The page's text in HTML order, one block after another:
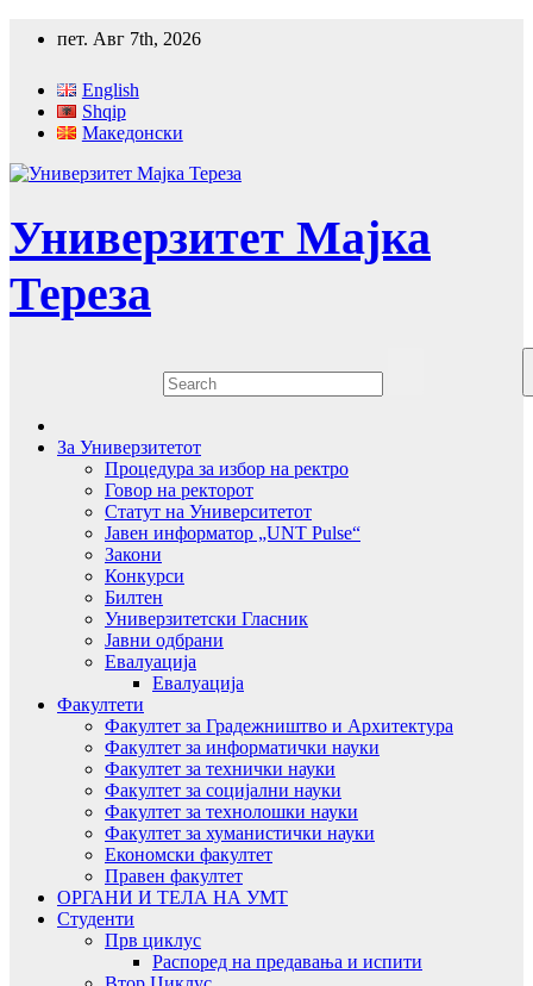
пет. Авг 7th, 2026
English
Shqip
Македонски
Универзитет Мајка
Тереза
За Универзитетот
Процедура за избор на ректро
Говор на ректорот
Статут на Университетот
Јавен информатор „UNT Pulse“
Закони
Конкурси
Билтен
Универзитетски Гласник
Јавни одбрани
Евалуација
Евалуација
Факултети
Факултет за Градежништво и Архитектура
Факултет за информатички науки
Факултет за технички науки
Факултет за социјални науки
Факултет за технолошки науки
Факултет за хуманистички науки
Економски факултет
Правен факултет
ОРГАНИ И ТЕЛА НА УМТ
Студенти
Прв циклус
Распоред на предавањa и испити